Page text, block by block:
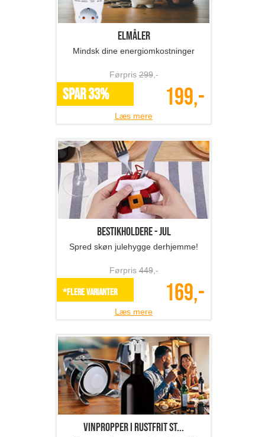
Elmåler
Mindsk dine energiomkostninger
Førpris299,-
SPAR 33% 199,-
Læs mere
Bestikholdere - jul
Spred skøn julehygge derhjemme!
Førpris449,-
*Flere varianter 169,-
Læs mere
Vinpropper i rustfrit st...